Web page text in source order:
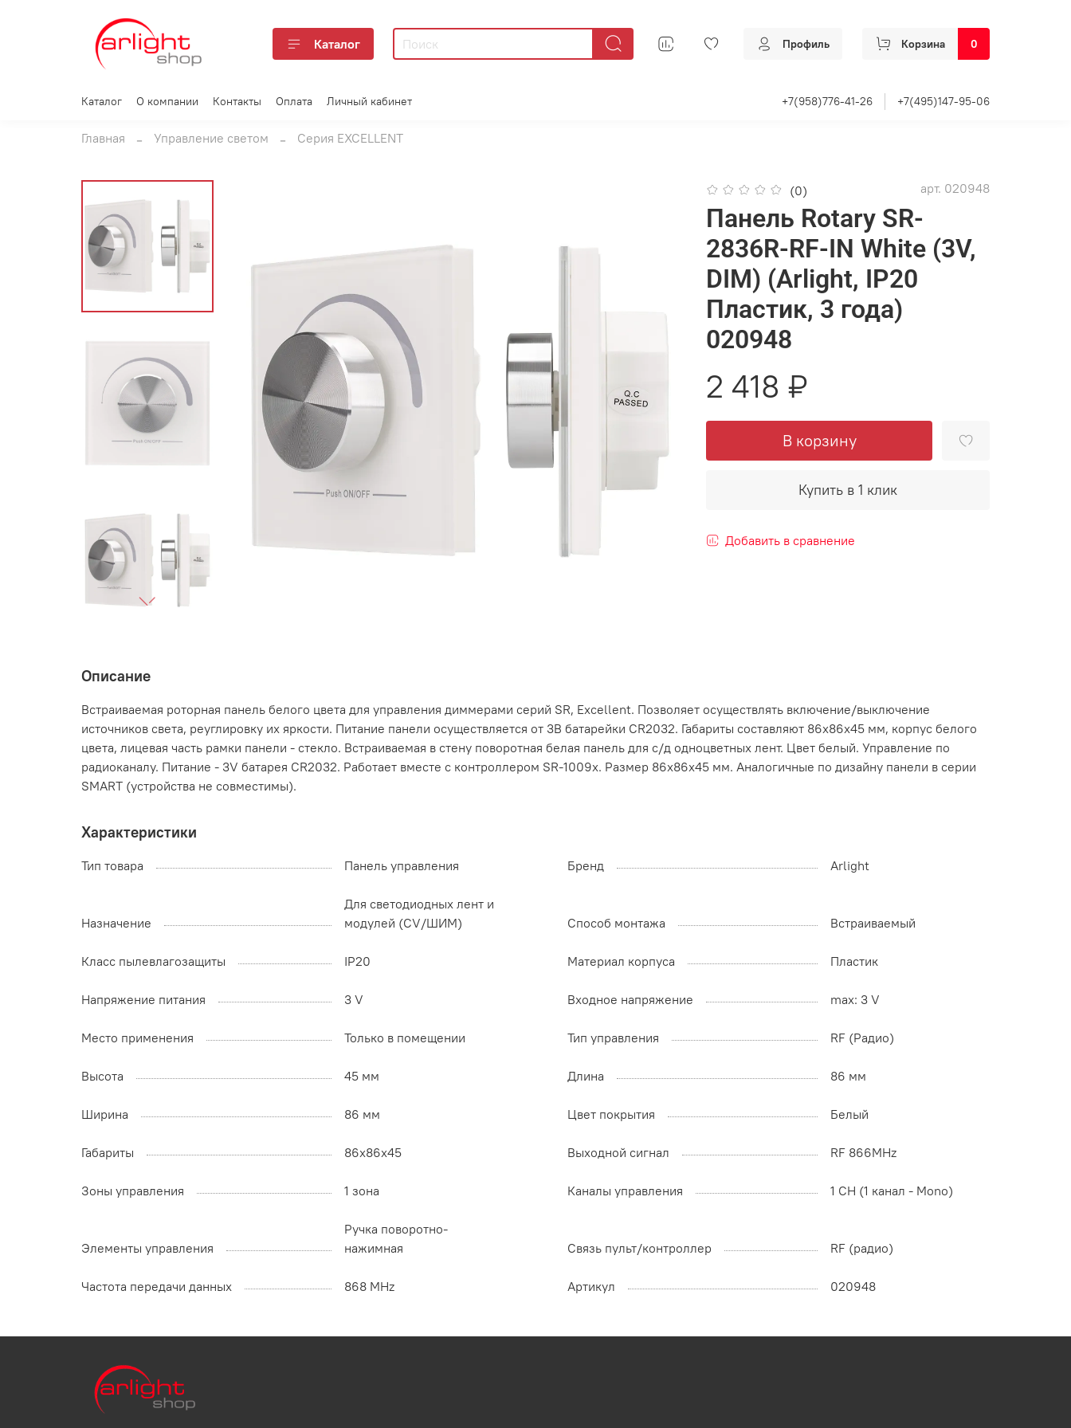
Каталог Профиль Корзина 0
Каталог О компании Контакты Оплата Личный кабинет +7(958)776-41-26 +7(495)147-95-06
Главная Управление светом Серия EXCELLENT
(0) арт. 020948
Панель Rotary SR-
2836R-RF-IN White (3V,
DIM) (Arlight, IP20
Пластик, 3 года)
020948
2 418 ₽
В корзину
Купить в 1 клик
Добавить в сравнение
Описание
Встраиваемая роторная панель белого цвета для управления диммерами серий SR, Excellent. Позволяет осуществлять включение/выключение
источников света, реуглировку их яркости. Питание панели осуществляется от 3В батарейки CR2032. Габариты составляют 86х86х45 мм, корпус белого
цвета, лицевая часть рамки панели - стекло. Встраиваемая в стену поворотная белая панель для с/д одноцветных лент. Цвет белый. Управление по
радиоканалу. Питание - 3V батарея CR2032. Работает вместе с контроллером SR-1009x. Размер 86х86х45 мм. Аналогичные по дизайну панели в серии
SMART (устройства не совместимы).
Характеристики
Тип товара Панель управления Бренд Arlight
Назначение
Для светодиодных лент и
модулей (CV/ШИМ)
Способ монтажа Встраиваемый
Класс пылевлагозащиты IP20 Материал корпуса Пластик
Напряжение питания 3 V Входное напряжение max: 3 V
Место применения Только в помещении Тип управления RF (Радио)
Высота 45 мм Длина 86 мм
Ширина 86 мм Цвет покрытия Белый
Габариты 86x86x45 Выходной сигнал RF 866MHz
Зоны управления 1 зона Каналы управления 1 CH (1 канал - Mono)
Элементы управления
Ручка поворотно-
нажимная
Связь пульт/контроллер RF (радио)
Частота передачи данных 868 MHz Артикул 020948